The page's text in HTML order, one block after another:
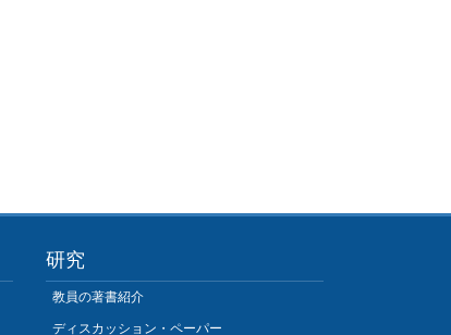
研究
教員の著書紹介
ディスカッション・ペーパー